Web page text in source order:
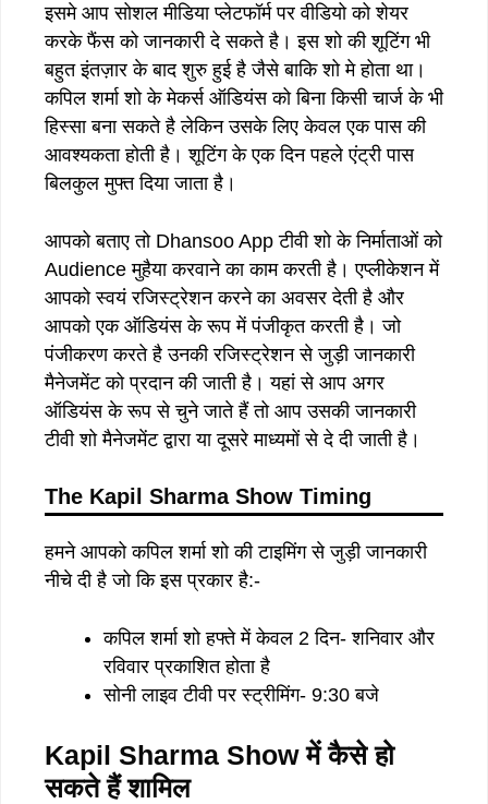
इसमे आप सोशल मीडिया प्लेटफॉर्म पर वीडियो को शेयर
करके फैंस को जानकारी दे सकते है। इस शो की शूटिंग भी
बहुत इंतज़ार के बाद शुरु हुई है जैसे बाकि शो मे होता था।
कपिल शर्मा शो के मेकर्स ऑडियंस को बिना किसी चार्ज के भी
हिस्सा बना सकते है लेकिन उसके लिए केवल एक पास की
आवश्यकता होती है। शूटिंग के एक दिन पहले एंट्री पास
बिलकुल मुफ्त दिया जाता है।
आपको बताए तो Dhansoo App टीवी शो के निर्माताओं को
Audience मुहैया करवाने का काम करती है। एप्लीकेशन में
आपको स्वयं रजिस्ट्रेशन करने का अवसर देती है और
आपको एक ऑडियंस के रूप में पंजीकृत करती है। जो
पंजीकरण करते है उनकी रजिस्ट्रेशन से जुड़ी जानकारी
मैनेजमेंट को प्रदान की जाती है। यहां से आप अगर
ऑडियंस के रूप से चुने जाते हैं तो आप उसकी जानकारी
टीवी शो मैनेजमेंट द्वारा या दूसरे माध्यमों से दे दी जाती है।
The Kapil Sharma Show Timing
हमने आपको कपिल शर्मा शो की टाइमिंग से जुड़ी जानकारी
नीचे दी है जो कि इस प्रकार है:-
कपिल शर्मा शो हफ्ते में केवल 2 दिन- शनिवार और
रविवार प्रकाशित होता है
सोनी लाइव टीवी पर स्ट्रीमिंग- 9:30 बजे
Kapil Sharma Show में कैसे हो
सकते हैं शामिल